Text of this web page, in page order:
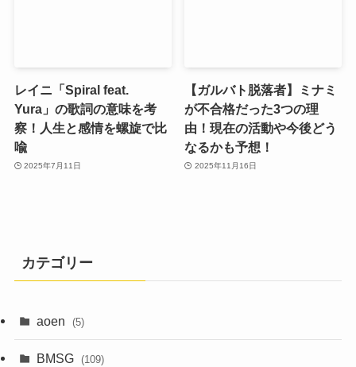
レイニ「Spiral feat.
Yura」の歌詞の意味を考
察！人生と感情を螺旋で比
喩
2025年7月11日
【ガルバト脱落者】ミナミ
が不合格だった3つの理
由！現在の活動や今後どう
なるかも予想！
2025年11月16日
カテゴリー
aoen (5)
BMSG (109)